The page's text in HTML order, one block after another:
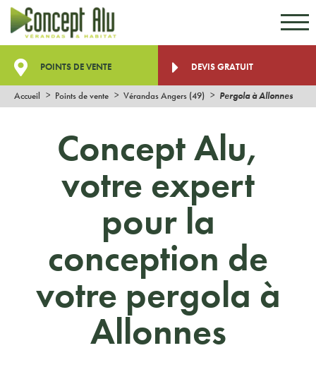
POINTS DE VENTE DEVIS GRATUIT
Accueil Points de vente Vérandas Angers (49) Pergola à Allonnes
Concept Alu,
votre expert
pour la
conception de
votre pergola à
Allonnes